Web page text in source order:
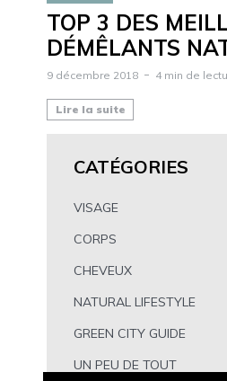
TOP 3 DES
DÉMÊLANTS
9 décembre 2018 4 min de
Lire la suite
CATÉGORIES
VISAGE
CORPS
CHEVEUX
NATURAL LIFESTYLE
GREEN CITY GUIDE
UN PEU DE TOUT